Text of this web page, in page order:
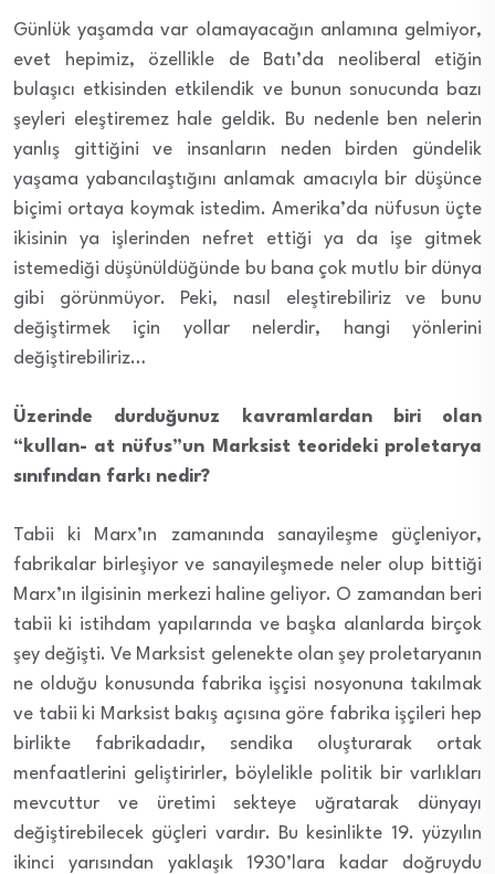
Günlük yaşamda var olamayacağın anlamına gelmiyor,
evet hepimiz, özellikle de Batı’da neoliberal etiğin
bulaşıcı etkisinden etkilendik ve bunun sonucunda bazı
şeyleri eleştiremez hale geldik. Bu nedenle ben nelerin
yanlış gittiğini ve insanların neden birden gündelik
yaşama yabancılaştığını anlamak amacıyla bir düşünce
biçimi ortaya koymak istedim. Amerika’da nüfusun üçte
ikisinin ya işlerinden nefret ettiği ya da işe gitmek
istemediği düşünüldüğünde bu bana çok mutlu bir dünya
gibi görünmüyor. Peki, nasıl eleştirebiliriz ve bunu
değiştirmek için yollar nelerdir, hangi yönlerini
değiştirebiliriz…
Üzerinde durduğunuz kavramlardan biri olan
“kullan- at nüfus”un Marksist teorideki proletarya
sınıfından farkı nedir?
Tabii ki Marx’ın zamanında sanayileşme güçleniyor,
fabrikalar birleşiyor ve sanayileşmede neler olup bittiği
Marx’ın ilgisinin merkezi haline geliyor. O zamandan beri
tabii ki istihdam yapılarında ve başka alanlarda birçok
şey değişti. Ve Marksist gelenekte olan şey proletaryanın
ne olduğu konusunda fabrika işçisi nosyonuna takılmak
ve tabii ki Marksist bakış açısına göre fabrika işçileri hep
birlikte fabrikadadır, sendika oluşturarak ortak
menfaatlerini geliştirirler, böylelikle politik bir varlıkları
mevcuttur ve üretimi sekteye uğratarak dünyayı
değiştirebilecek güçleri vardır. Bu kesinlikte 19. yüzyılın
ikinci yarısından yaklaşık 1930’lara kadar doğruydu